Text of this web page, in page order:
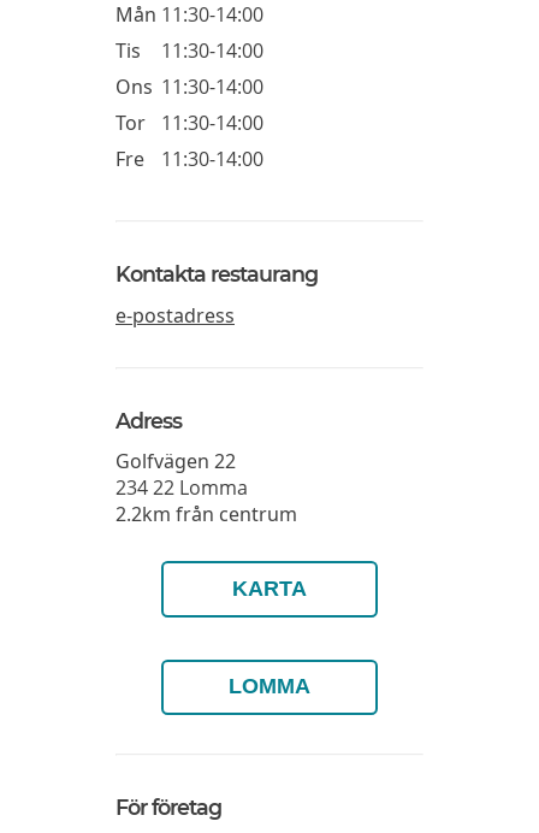
Mån 11:30-14:00
Tis
11:30-14:00
Ons 11:30-14:00
Tor
11:30-14:00
Fre
11:30-14:00
Kontakta restaurang
e-postadress
Adress
Golfvägen 22
234 22 Lomma
2.2km från centrum
KARTA
LOMMA
För företag